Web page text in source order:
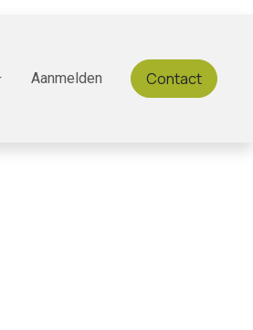
Aanmelden Contact